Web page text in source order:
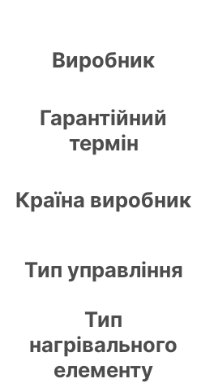
Виробник
Гарантійний
термін
Країна виробник
Тип управління
Тип
нагрівального
елементу